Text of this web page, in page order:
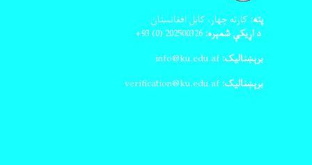
پته: کارته چهار، کابل افغانستان
د اړیکې شمېره: 202500326
(0) 93+
برېښنالیک:
برېښنالیک: